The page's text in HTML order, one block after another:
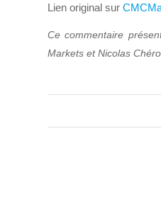
Lien original sur
Ce commentaire
Markets et Nicolas